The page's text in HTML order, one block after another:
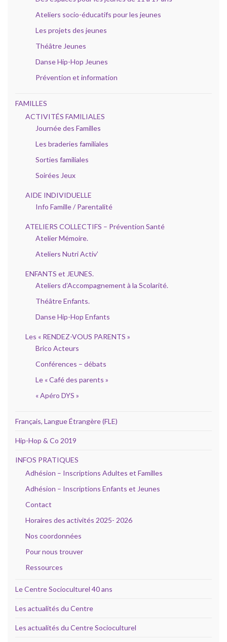
Ateliers socio-éducatifs pour les jeunes
Les projets des jeunes
Théâtre Jeunes
Danse Hip-Hop Jeunes
Prévention et information
FAMILLES
ACTIVITÉS FAMILIALES
Journée des Familles
Les braderies familiales
Sorties familiales
Soirées Jeux
AIDE INDIVIDUELLE
Info Famille / Parentalité
ATELIERS COLLECTIFS – Prévention Santé
Atelier Mémoire.
Ateliers Nutri Activ’
ENFANTS et JEUNES.
Ateliers d’Accompagnement à la Scolarité.
Théâtre Enfants.
Danse Hip-Hop Enfants
Les « RENDEZ-VOUS PARENTS »
Brico Acteurs
Conférences – débats
Le « Café des parents »
« Apéro DYS »
Français, Langue Étrangère (FLE)
Hip-Hop & Co 2019
INFOS PRATIQUES
Adhésion – Inscriptions Adultes et Familles
Adhésion – Inscriptions Enfants et Jeunes
Contact
Horaires des activités 2025- 2026
Nos coordonnées
Pour nous trouver
Ressources
Le Centre Socioculturel 40 ans
Les actualités du Centre
Les actualités du Centre Socioculturel